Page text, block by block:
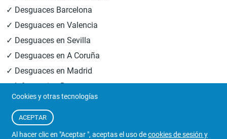
✓ Desguaces Barcelona
✓ Desguaces en Valencia
✓ Desguaces en Sevilla
✓ Desguaces en A Coruña
✓ Desguaces en Madrid
✓ Informacion Desguaces
© 2026Central Desguaces Europiezas
reservados.
Cookies y otras tecnologías
ACEPTAR
Al hacer clic en "Aceptar ", aceptas el uso decookies de sesión y